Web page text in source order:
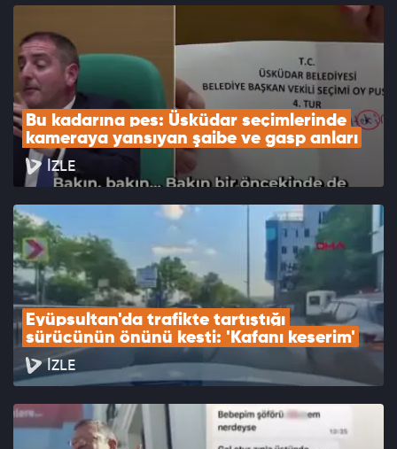
Bu kadarına pes: Üsküdar seçimlerinde
kameraya yansıyan şaibe ve gasp anları
İZLE
Eyüpsultan'da trafikte tartıştığı
sürücünün önünü kesti: 'Kafanı keserim'
İZLE